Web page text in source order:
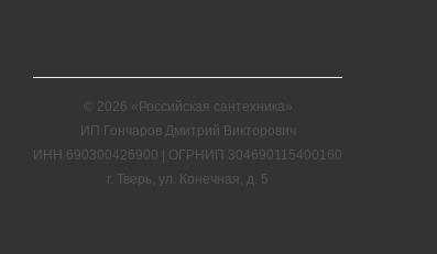
© 2026 «Российская сантехника»
ИП Гончаров Дмитрий Викторович
ИНН 690300426900 | ОГРНИП 304690115400160
г. Тверь, ул. Конечная, д. 5